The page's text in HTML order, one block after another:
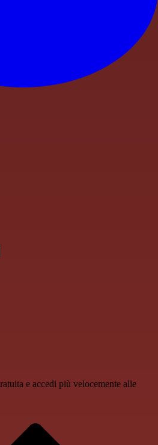
e accedi più velocemente alle